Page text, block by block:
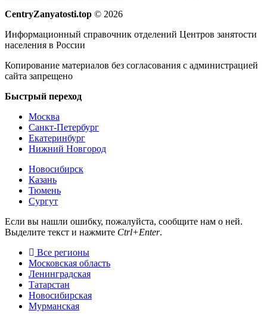
CentryZanyatosti.top © 2026
Информационный справочник отделений Центров занятости
населения в России
Копирование материалов без согласования с администрацией
сайта запрещено
Быстрый переход
Москва
Санкт-Петербург
Екатеринбург
Нижний Новгород
Новосибирск
Казань
Тюмень
Сургут
Если вы нашли ошибку, пожалуйста, сообщите нам о ней.
Выделите текст и нажмите Ctrl+Enter.
Все регионы
Московская область
Ленинградская
Татарстан
Новосибирская
Мурманская